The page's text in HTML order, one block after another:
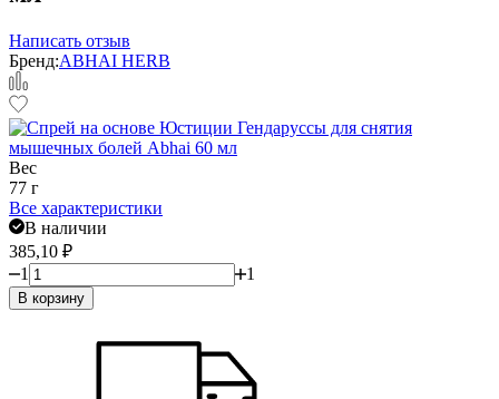
Написать отзыв
Бренд:ABHAI HERB
Вес
77 г
Все характеристики
В наличии
385,10 ₽
1
1
В корзину